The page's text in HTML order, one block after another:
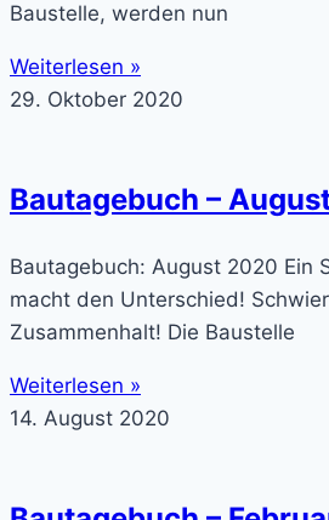
Baustelle, werden nun
Weiterlesen »
29. Oktober 2020
Bautagebuch –
Bautagebuch: August 2020 Ein
macht den Unterschied!
Zusammenhalt! Die Baustelle
Weiterlesen »
14. August 2020